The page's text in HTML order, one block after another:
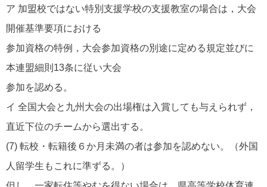
ア 加盟校ではない特別支援学校の支援教室の場合は，大会
開催基準要項における
参加資格の特例，大会参加資格の別途に定める規定並びに
本連盟細則13条に従い大会
参加を認める。
イ 全国大会と九州大会の出場権は入賞しても与えられず，
直近下位のチームから選出する。
(7) 転校・転籍後６か月未満の者は参加を認めない。（外国
人留学生もこれに準ずる。）